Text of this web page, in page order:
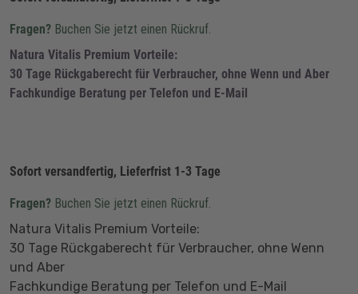
Fragen? Buchen Sie jetzt einen Rückruf.
Natura Vitalis Premium Vorteile:
30 Tage Rückgaberecht für Verbraucher, ohne Wenn und Aber
Fachkundige Beratung per Telefon und E-Mail
Sofort versandfertig, Lieferfrist 1-3 Tage
Fragen? Buchen Sie jetzt einen Rückruf.
Natura Vitalis Premium Vorteile:
30 Tage Rückgaberecht für Verbraucher, ohne Wenn
und Aber
Fachkundige Beratung per Telefon und E-Mail